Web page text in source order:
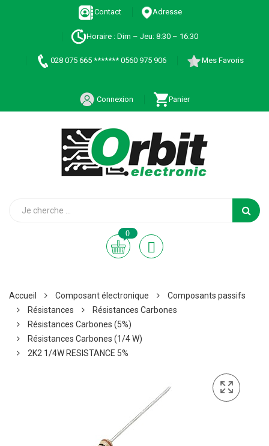
Contact Adresse
Horaire : Dim – Jeu: 8:30 – 16:30
028 075 665 ******* 0560 975 906 Mes Favoris
Connexion Panier
0
Accueil Composant électronique
Composants passifs
Résistances
Résistances Carbones
Résistances Carbones (5%)
Résistances Carbones (1/4 W)
2K2 1/4W RESISTANCE 5%